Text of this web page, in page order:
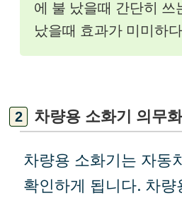
에 불 났을때 간단히 쓰
났을때 효과가 미미하
차량용 소화기 의무
차량용 소화기는 자동
확인하게 됩니다. 차